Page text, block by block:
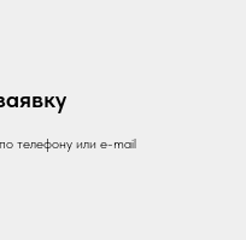
телефону или e-mail